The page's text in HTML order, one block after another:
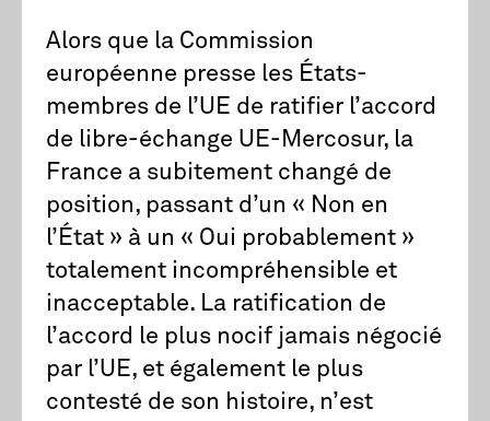
Alors que la Commission
européenne presse les États-
membres de l’UE de ratifier l’accord
de libre-échange UE-Mercosur, la
France a subitement changé de
position, passant d’un « Non en
l’État » à un « Oui probablement »
totalement incompréhensible et
inacceptable. La ratification de
l’accord le plus nocif jamais négocié
par l’UE, et également le plus
contesté de son histoire, n’est